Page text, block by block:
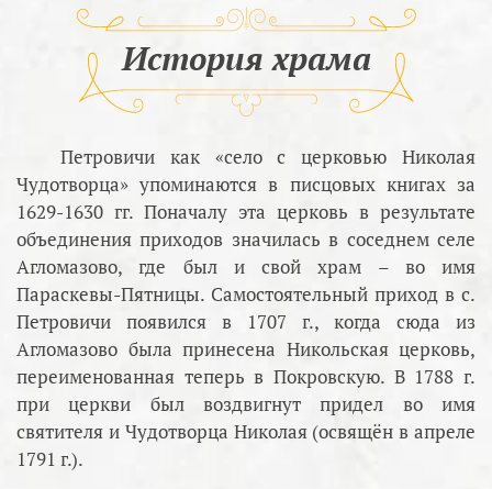
История храма
Петровичи как «село с церковью Николая
Чудотворца» упоминаются в писцовых книгах за
1629-1630 гг. Поначалу эта церковь в результате
объединения приходов значилась в соседнем селе
Агломазово, где был и свой храм – во имя
Параскевы-Пятницы. Самостоятельный приход в с.
Петровичи появился в 1707 г., когда сюда из
Агломазово была принесена Никольская церковь,
переименованная теперь в Покровскую. В 1788 г.
при церкви был воздвигнут придел во имя
святителя и Чудотворца Николая (освящён в апреле
1791 г.).